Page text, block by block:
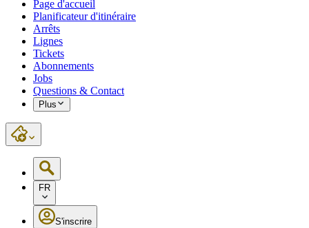
Page d'accueil
Planificateur d'itinéraire
Arrêts
Lignes
Tickets
Abonnements
Jobs
Questions & Contact
Plus
FR
S'inscrire